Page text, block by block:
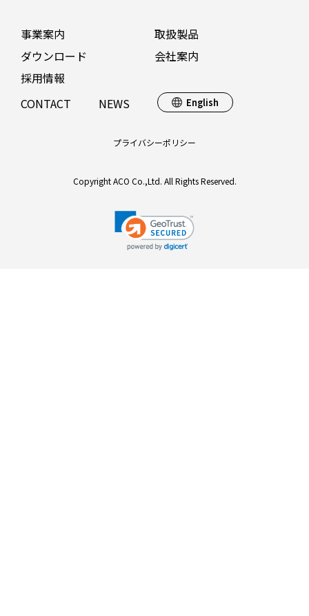
事業案内
取扱製品
ダウンロード
会社案内
採用情報
CONTACT
NEWS English
プライバシーポリシー
Copyright ACO Co.,Ltd. All Rights Reserved.